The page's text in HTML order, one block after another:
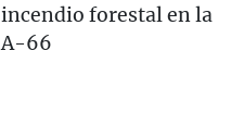
incendio forestal en la
A-66